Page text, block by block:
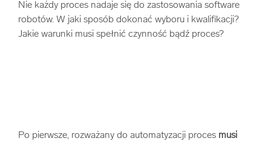
Nie każdy proces nadaje się do zastosowania software
robotów. W jaki sposób dokonać wyboru i kwalifikacji?
Jakie warunki musi spełnić czynność bądź proces?
Po pierwsze, rozważany do automatyzacji proces musi